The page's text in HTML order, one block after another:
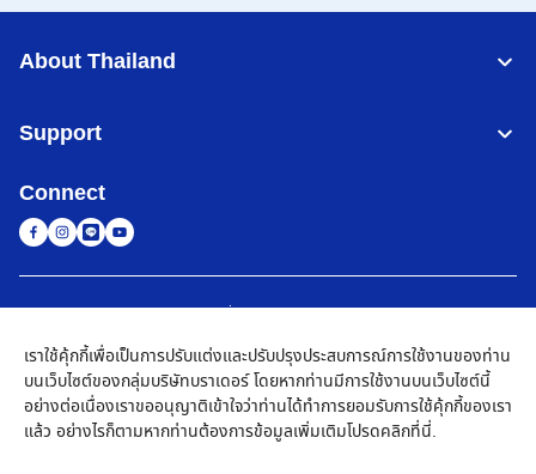
About Thailand
Support
Connect
Thailand เครือข่าย Brother ทั่วโลก
นโยบายความเป็นส่วนตัว เงื่อนไขการใช้งาน แผนผังเว็บไซต์ ไปที่โกลบอลไซต์
©2026BROTHER COMMERCIAL (THAILAND) LTD. All Rights
Reserved
เราใช้คุ้กกี้เพื่อเป็นการปรับแต่งและปรับปรุงประสบการณ์การใช้งานของท่าน
บนเว็บไซต์ของกลุ่มบริษัทบราเดอร์ โดยหากท่านมีการใช้งานบนเว็บไซต์นี้
อย่างต่อเนื่องเราขออนุญาติเข้าใจว่าท่านได้ทำการยอมรับการใช้คุ้กกี้ของเรา
แล้ว อย่างไรก็ตามหากท่านต้องการข้อมูลเพิ่มเติมโปรดคลิกที่นี่.